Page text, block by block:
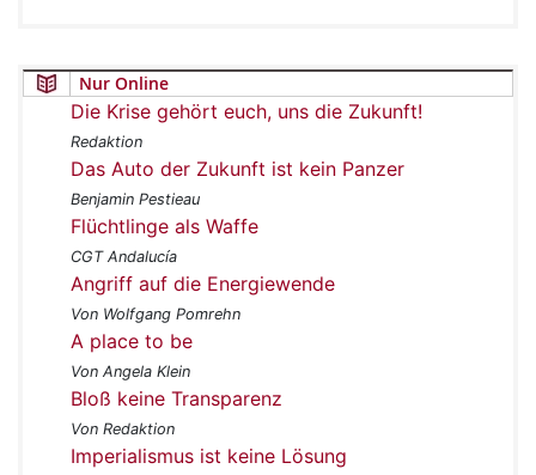
Nur Online
Die Krise gehört euch, uns die Zukunft!
Redaktion
Das Auto der Zukunft ist kein Panzer
Benjamin Pestieau
Flüchtlinge als Waffe
CGT Andalucía
Angriff auf die Energiewende
Von Wolfgang Pomrehn
A place to be
Von Angela Klein
Bloß keine Transparenz
Von Redaktion
Imperialismus ist keine Lösung